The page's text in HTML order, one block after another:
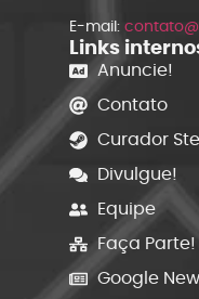
E-mail:
Links
Anuncie!
Contato
Curador
Divulgue!
Equipe
Faça Parte!
Google